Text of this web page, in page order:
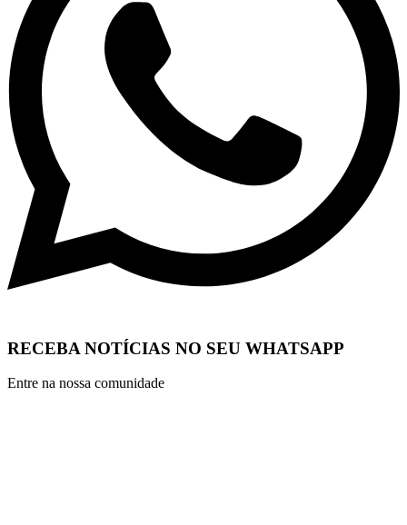
RECEBA NOTÍCIAS NO SEU WHATSAPP
Entre na nossa comunidade